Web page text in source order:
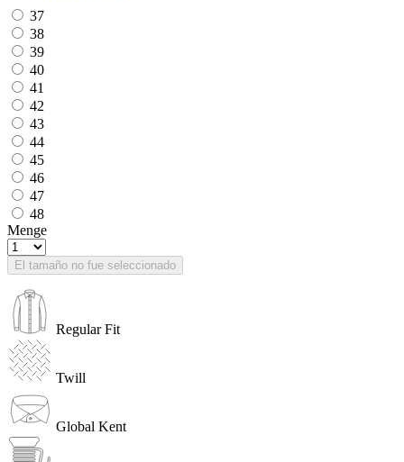
37
38
39
40
41
42
43
44
45
46
47
48
Menge
El tamaño no fue seleccionado
Regular Fit
Twill
Global Kent